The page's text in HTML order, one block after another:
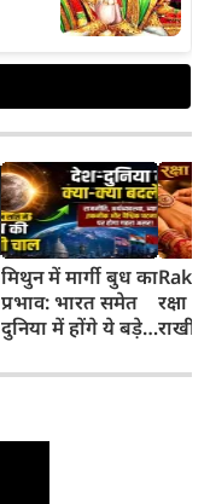
मिथुन में मार्गी बुध का
प्रभाव: भारत समेत
दुनिया में होंगे ये बड़े
रक्षा
राखी